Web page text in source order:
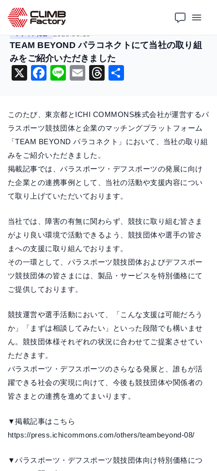
ホーム
メディア掲載 2026.06.16
TEAM BEYOND パラコネクトにて当社の取り組
みをご紹介いただきました
X
F
e
b
o
o
k
Li
E
l
T
a
d
s
このたび、東京都とICHI COMMONS株式会社が運営するパ
ラスポーツ競技団体と企業のマッチングプラットフォーム
「TEAM BEYOND パラコネクト」において、当社の取り組
みをご紹介いただきました。
掲載記事では、パラスポーツ・デフスポーツの発展に向け
た企業との連携事例として、当社の活動や支援内容につい
て取り上げていただいております。
当社では、障害の有無に関わらず、競技に取り組む皆さま
がより良い環境で活動できるよう、競技団体や選手の皆さ
まへの支援に取り組んでおります。
その一環として、パラスポーツ競技団体およびデフスポー
ツ競技団体の皆さまには、製品・サービスを特別価格にて
ご提供しております。
競技運営や選手活動において、「こんな支援は可能だろう
か」「まずは相談してみたい」といった段階でも構いませ
ん。競技団体様それぞれの状況に合わせてご提案させてい
ただきます。
パラスポーツ・デフスポーツのさらなる発展と、誰もが活
躍できる社会の実現に向けて、今後も競技団体や関係者の
皆さまとの連携を進めてまいります。
▼掲載記事はこちら
https://press.ichicommons.com/others/teambeyond-08/
▼パラスポーツ・デフスポーツ競技団体向け特別価格につ